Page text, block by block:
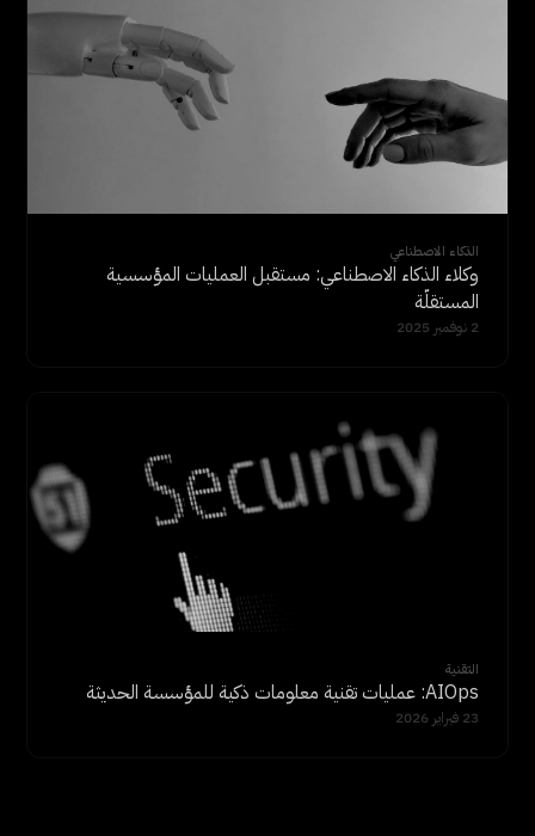
الذكاء الاصطناعي
وكلاء الذكاء الاصطناعي: مستقبل العمليات المؤسسية
المستقلّة
2 نوفمبر 2025
التقنية
AIOps: عمليات تقنية معلومات ذكية للمؤسسة الحديثة
23 فبراير 2026